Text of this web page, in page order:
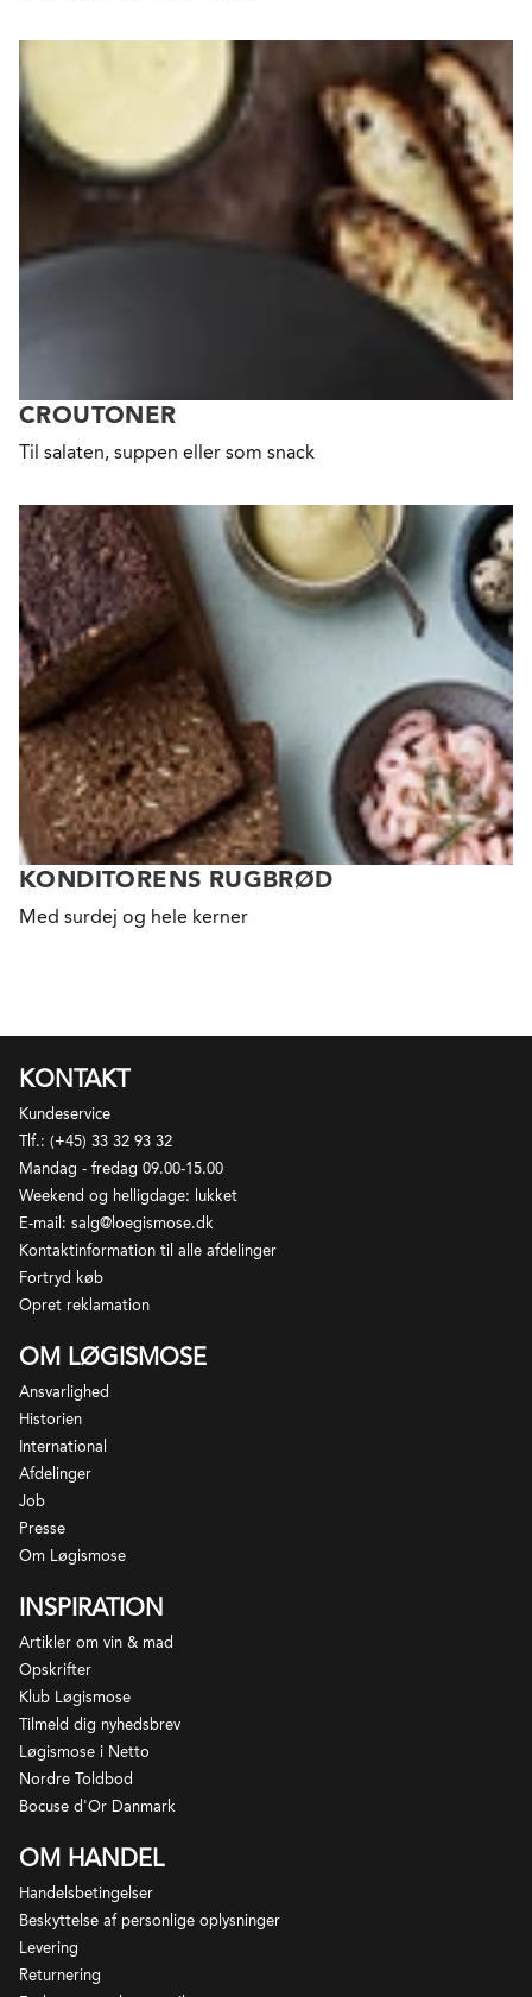
CROUTONER
Til salaten, suppen eller som snack
KONDITORENS RUGBRØD
Med surdej og hele kerner
KONTAKT
Kundeservice
Tlf.: (+45) 33 32 93 32
Mandag - fredag 09.00-15.00
Weekend og helligdage: lukket
E-mail: salg@loegismose.dk
Kontaktinformation til alle afdelinger
Fortryd køb
Opret reklamation
OM LØGISMOSE
Ansvarlighed
Historien
International
Afdelinger
Job
Presse
Om Løgismose
INSPIRATION
Artikler om vin & mad
Opskrifter
Klub Løgismose
Tilmeld dig nyhedsbrev
Løgismose i Netto
Nordre Toldbod
Bocuse d'Or Danmark
OM HANDEL
Handelsbetingelser
Beskyttelse af personlige oplysninger
Levering
Returnering